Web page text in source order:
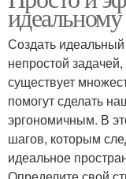
Создать
непростой
существует
помогут сделать
эргономичным. В
шагов, которым
идеальное